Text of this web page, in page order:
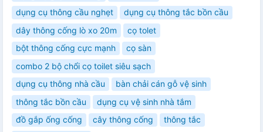
dụng cụ thông cầu nghẹt
dụng cụ thông tắc bồn cầu
dây thông cống lò xo 20m
cọ tolet
bột thông cống cực mạnh
cọ sàn
combo 2 bộ chổi cọ toilet siêu sạch
dụng cụ thông nhà cầu
bàn chải cán gỗ vệ sinh
thông tắc bồn cầu
dụng cụ vệ sinh nhà tắm
đồ gắp ống cống
cây thông cống
thông tắc